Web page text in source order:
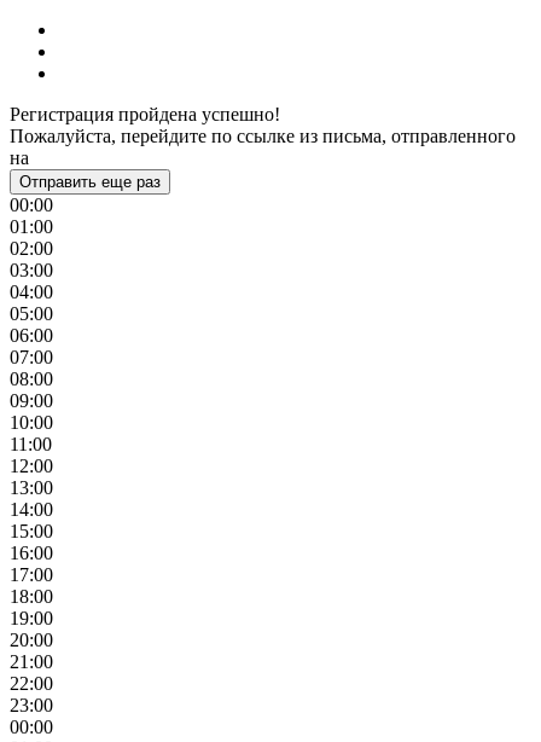
Регистрация пройдена успешно!
Пожалуйста, перейдите по ссылке из письма, отправленного
на
Отправить еще раз
00:00
01:00
02:00
03:00
04:00
05:00
06:00
07:00
08:00
09:00
10:00
11:00
12:00
13:00
14:00
15:00
16:00
17:00
18:00
19:00
20:00
21:00
22:00
23:00
00:00